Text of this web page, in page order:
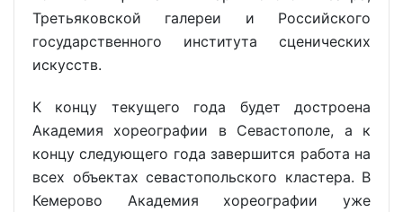
Третьяковской галереи и Российского
государственного института сценических
искусств.
К концу текущего года будет достроена
Академия хореографии в Севастополе, а к
концу следующего года завершится работа на
всех объектах севастопольского кластера. В
Кемерово Академия хореографии уже